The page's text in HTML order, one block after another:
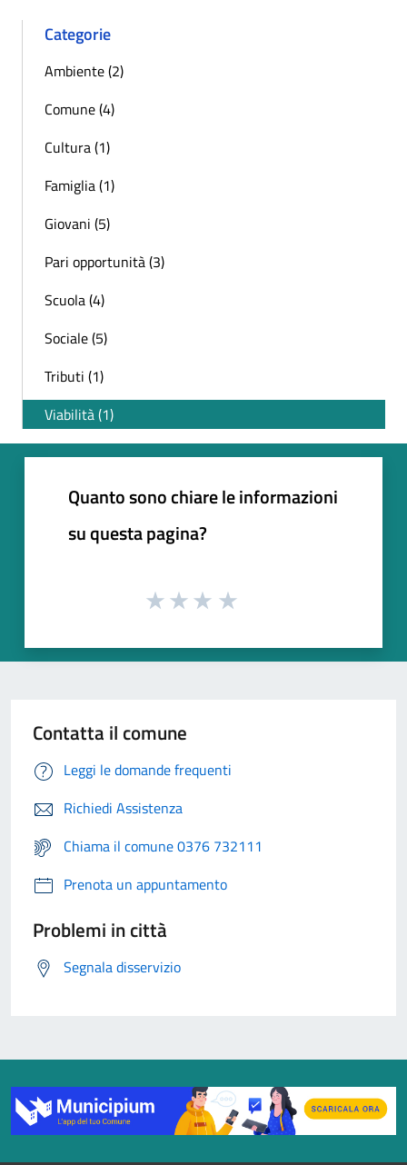
Categorie
Ambiente (2)
Comune (4)
Cultura (1)
Famiglia (1)
Giovani (5)
Pari opportunità (3)
Scuola (4)
Sociale (5)
Tributi (1)
Viabilità (1)
Quanto sono chiare le informazioni
su questa pagina?
Contatta il comune
Leggi le domande frequenti
Richiedi Assistenza
Chiama il comune 0376 732111
Prenota un appuntamento
Problemi in città
Segnala disservizio